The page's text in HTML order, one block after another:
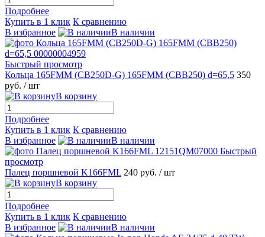
Подробнее
Купить в 1 клик К сравнению
В избранное
В наличии
Быстрый просмотр
Кольца 165FMM (CB250D-G) 165FMM (CBB250) d=65,5 350
руб. / шт
В корзину
Подробнее
Купить в 1 клик К сравнению
В избранное
В наличии
Быстрый
просмотр
Палец поршневой K166FML 240 руб. / шт
В корзину
Подробнее
Купить в 1 клик К сравнению
В избранное
В наличии